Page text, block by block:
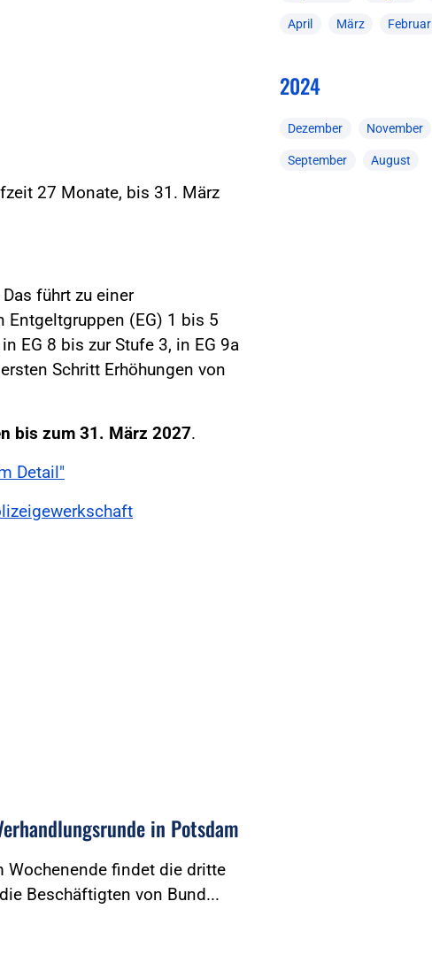
27 Monate, bis 31. März
führt zu einer
Entgeltgruppen (EG) 1 bis 5
EG 8 bis zur Stufe 3, in EG 9a
Schritt Erhöhungen von
bis zum 31. März 2027.
Detail"
in Potsdam
Wochenende findet die dritte
Beschäftigten von Bund...
April März Februar
2024
Dezember November
September August